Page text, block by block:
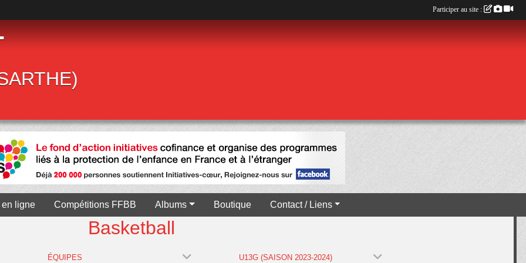
en ligne Compétitions FFBB Albums Boutique Contact / Liens
Basketball
ÉQUIPES U13G (SAISON 2023-2024)
Participer au site :